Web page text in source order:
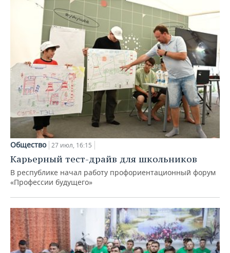
Общество 27 июл, 16:15
Карьерный тест-драйв для школьников
В республике начал работу профориентационный форум
«Профессии будущего»